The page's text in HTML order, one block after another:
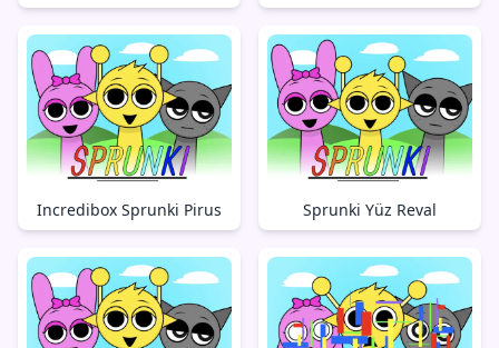
Incredibox Sprunki Pirus Sprunki Yüz Reval